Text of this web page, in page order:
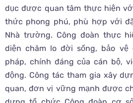
dục được quan tâm thực hiện
thức phong phú, phù hợp với
Nhà trường. Công đoàn thực
diện chăm lo đời sống, bảo
pháp, chính đáng của cán bộ,
động. Công tác tham gia xây
quan, đơn vị vững mạnh được